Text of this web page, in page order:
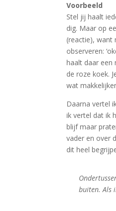
Voorbeeld
Stel jij haalt
dig. Maar op
(reactie), want
observeren:
haalt daar een
de roze koek.
wat
Daarna vertel
ik vertel dat ik
blijf maar
vader en over
dit heel
buiten. Als